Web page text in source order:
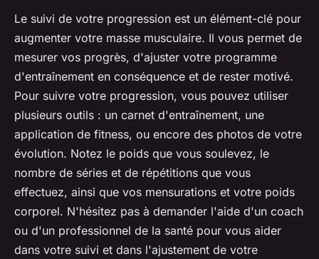
Le suivi de votre progression est un élément-clé pour
augmenter votre masse musculaire. Il vous permet de
mesurer vos progrès, d'ajuster votre programme
d'entraînement en conséquence et de rester motivé.
Pour suivre votre progression, vous pouvez utiliser
plusieurs outils : un carnet d'entraînement, une
application de fitness, ou encore des photos de votre
évolution. Notez le poids que vous soulevez, le
nombre de séries et de répétitions que vous
effectuez, ainsi que vos mensurations et votre poids
corporel. N'hésitez pas à demander l'aide d'un coach
ou d'un professionnel de la santé pour vous aider
dans votre suivi et dans l'ajustement de votre